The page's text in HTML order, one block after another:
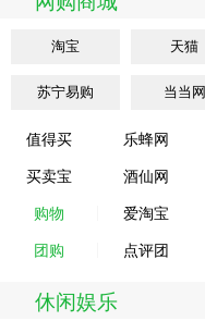
淘宝 天猫
苏宁易购 当当网
值得买 乐蜂网
买卖宝 酒仙网
购物 爱淘宝
团购 点评团
休闲娱乐